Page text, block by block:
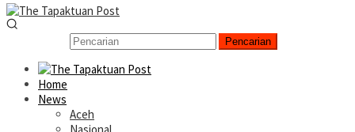
Pencarian
Home
News
Aceh